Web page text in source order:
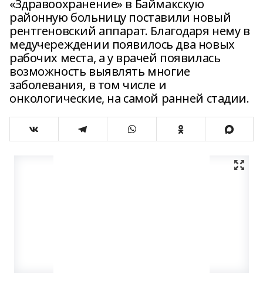
«Здравоохранение» в Баймакскую
районную больницу поставили новый
рентгеновский аппарат. Благодаря нему в
медучереждении появилось два новых
рабочих места, а у врачей появилась
возможность выявлять многие
заболевания, в том числе и
онкологические, на самой ранней стадии.